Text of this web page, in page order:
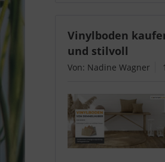
Vinylboden
und stilvoll
Von: Nadine Wagner